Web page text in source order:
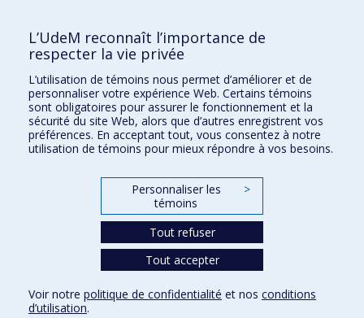
Écoles
Orthophonie et audiologie
Réadaptation
Directions
Confidentialité Conditions d’utilisation Paramètres des témoins
L’UdeM reconnaît l’importance de
respecter la vie privée
L’utilisation de témoins nous permet d’améliorer et de
personnaliser votre expérience Web. Certains témoins
sont obligatoires pour assurer le fonctionnement et la
sécurité du site Web, alors que d’autres enregistrent vos
préférences. En acceptant tout, vous consentez à notre
utilisation de témoins pour mieux répondre à vos besoins.
Personnaliser les
témoins
>
Tout refuser
Tout accepter
Voir notre politique de confidentialité et nos conditions
d’utilisation.